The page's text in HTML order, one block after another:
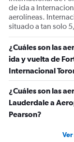
de ida a
aerolíneas.
situado a tan solo
¿Cuáles son las
ida y vuelta de
Internacional
¿Cuáles son las
Lauderdale a
Pearson?